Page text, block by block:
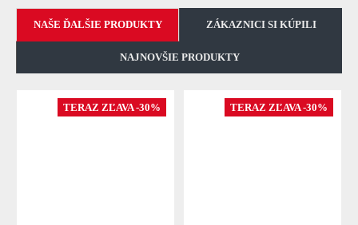
NAŠE ĎALŠIE PRODUKTY ZÁKAZNICI SI KÚPILI
NAJNOVŠIE PRODUKTY
TERAZ ZĽAVA -30% TERAZ ZĽAVA -30%